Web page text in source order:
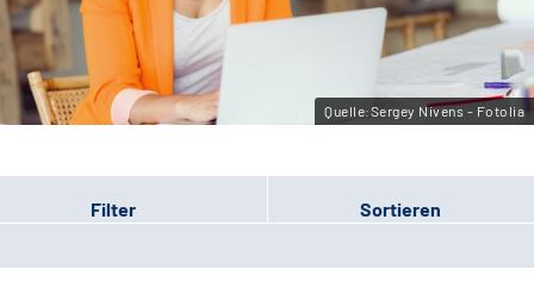
Leichte Sprache
Gebärdensprache
Quelle:Sergey Nivens - Fotolia
Filter Sortieren